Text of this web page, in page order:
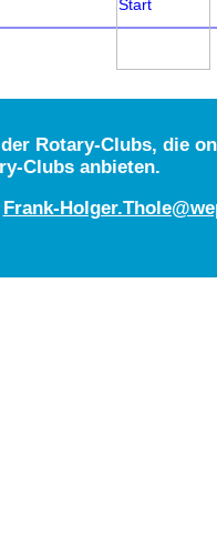
Rotary-Clubs, die
Clubs anbieten.
Frank-